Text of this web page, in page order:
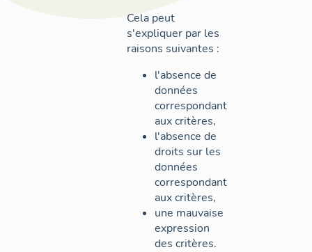
Cela peut
s'expliquer par les
raisons suivantes :
l'absence de
données
correspondant
aux critères,
l'absence de
droits sur les
données
correspondant
aux critères,
une mauvaise
expression
des critères.